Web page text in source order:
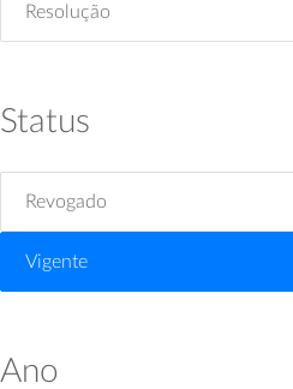
Resolução
Status
Revogado
Vigente
Ano